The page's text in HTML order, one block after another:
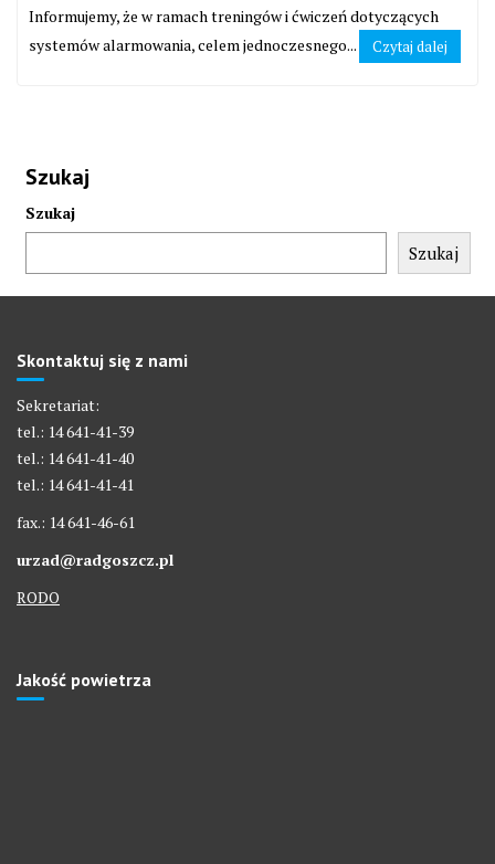
Informujemy, że w ramach treningów i ćwiczeń dotyczących
systemów alarmowania, celem jednoczesnego...
Czytaj dalej
Szukaj
Szukaj
Szukaj
Skontaktuj się z nami
Sekretariat:
tel.: 14 641-41-39
tel.: 14 641-41-40
tel.: 14 641-41-41
fax.: 14 641-46-61
urzad@radgoszcz.pl
RODO
Jakość powietrza